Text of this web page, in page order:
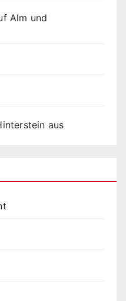
Alm und
aus